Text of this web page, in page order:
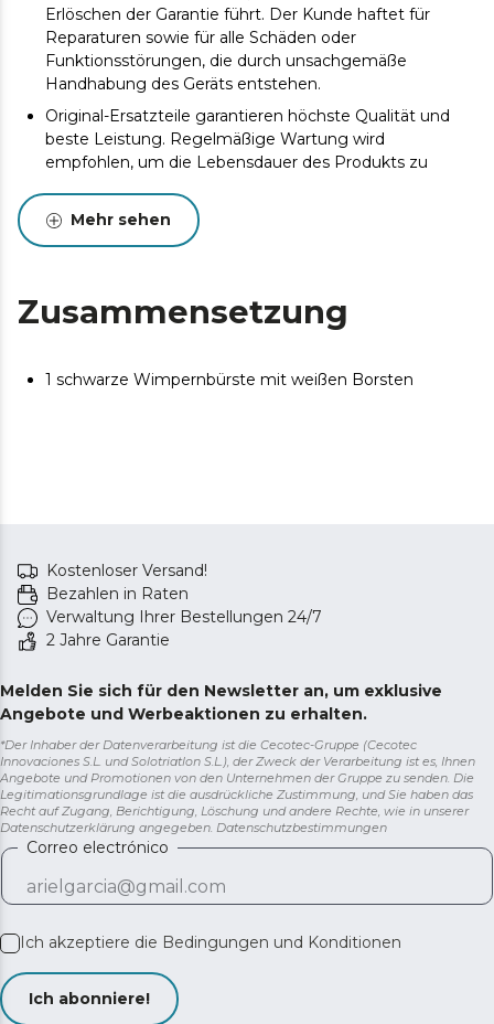
Erlöschen der Garantie führt. Der Kunde haftet für
Reparaturen sowie für alle Schäden oder
Funktionsstörungen, die durch unsachgemäße
Handhabung des Geräts entstehen.
Original-Ersatzteile garantieren höchste Qualität und
beste Leistung. Regelmäßige Wartung wird
empfohlen, um die Lebensdauer des Produkts zu
Mehr sehen
Zusammensetzung
1 schwarze Wimpernbürste mit weißen Borsten
Kostenloser Versand!
Bezahlen in Raten
Verwaltung Ihrer Bestellungen 24/7
2 Jahre Garantie
Melden Sie sich für den Newsletter an, um exklusive
Angebote und Werbeaktionen zu erhalten.
*Der Inhaber der Datenverarbeitung ist die Cecotec-Gruppe (Cecotec
Innovaciones S.L. und Solotriatlon S.L.), der Zweck der Verarbeitung ist es, Ihnen
Angebote und Promotionen von den Unternehmen der Gruppe zu senden. Die
Legitimationsgrundlage ist die ausdrückliche Zustimmung, und Sie haben das
Recht auf Zugang, Berichtigung, Löschung und andere Rechte, wie in unserer
Datenschutzerklärung angegeben. Datenschutzbestimmungen
Correo electrónico
Ich akzeptiere die Bedingungen und Konditionen
Ich abonniere!